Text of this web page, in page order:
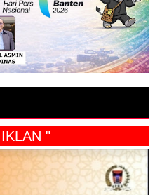
" IKLAN "